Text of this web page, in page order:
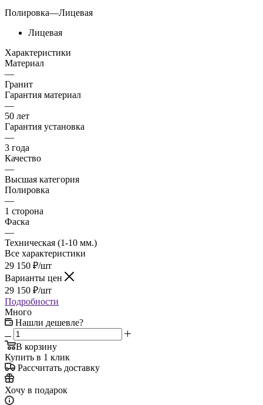
Полировка—Лицевая
Лицевая
Характеристики
Материал
—
Гранит
Гарантия материал
—
50 лет
Гарантия установка
—
3 года
Качество
—
Высшая категория
Полировка
—
1 сторона
Фаска
—
Техническая (1-10 мм.)
Все характеристики
29 150 ₽/шт
Варианты цен
29 150 ₽/шт
Подробности
Много
Нашли дешевле?
В корзину
Купить в 1 клик
Рассчитать доставку
Хочу в подарок